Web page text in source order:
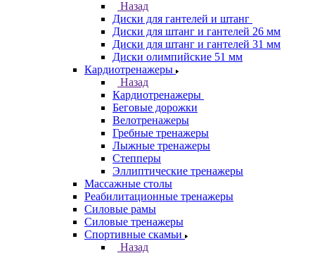
Назад
Диски для гантелей и штанг
Диски для штанг и гантелей 26 мм
Диски для штанг и гантелей 31 мм
Диски олимпийские 51 мм
Кардиотренажеры
Назад
Кардиотренажеры
Беговые дорожки
Велотренажеры
Гребные тренажеры
Лыжные тренажеры
Степперы
Эллиптические тренажеры
Массажные столы
Реабилитационные тренажеры
Силовые рамы
Силовые тренажеры
Спортивные скамьи
Назад